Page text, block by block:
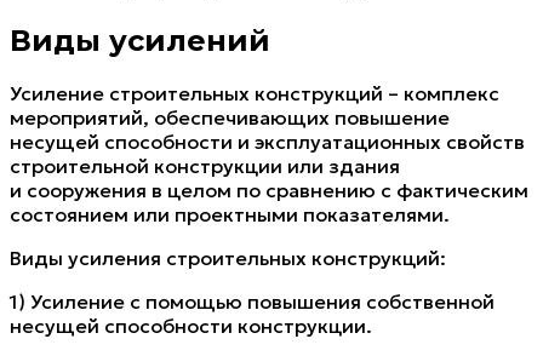
Виды усилений
Усиление строительных конструкций – комплекс
мероприятий, обеспечивающих повышение
несущей способности и эксплуатационных свойств
строительной конструкции или здания
и сооружения в целом по сравнению с фактическим
состоянием или проектными показателями.
Виды усиления строительных конструкций:
1) Усиление с помощью повышения собственной
несущей способности конструкции.